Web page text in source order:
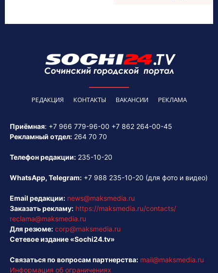
РЕДАКЦИЯ КОНТАКТЫ ВАКАНСИИ РЕКЛАМА
Приёмная: +7 966 779-96-00 +7 862 264-00-45
Рекламный отдел: 264 70 70
Телефон редакции: 235-10-20
WhatsApp, Telegram: +7 988 235-10-20 (для фото и видео)
Email редакции: news@maksmedia.ru
Заказать рекламу: https://maksmedia.ru/contacts/
reclama@maksmedia.ru
Для резюме: corp@maksmedia.ru
Сетевое издание «Sochi24.tv»
Связаться по вопросам партнерства: mail@maksmedia.ru
Информация об ограничениях